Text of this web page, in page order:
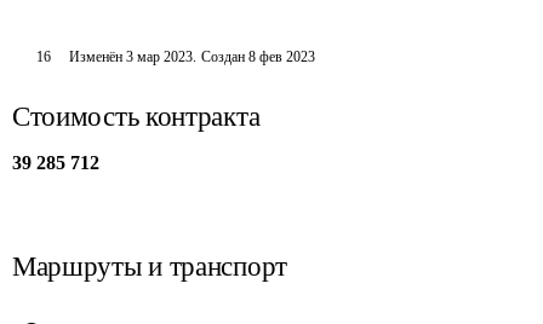
16 Изменён3 мар 2023. Создан 8 фев 2023
Стоимость контракта
39 285 712
Маршруты и транспорт